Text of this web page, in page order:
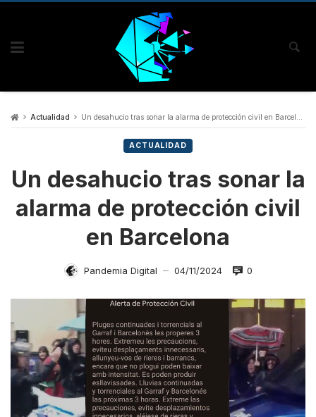
Actualidad Un desahucio tras sonar la alarma de protección civil en Barcelona
ACTUALIDAD
Un desahucio tras sonar la
alarma de protección civil
en Barcelona
Pandemia Digital — 04/11/2024 0